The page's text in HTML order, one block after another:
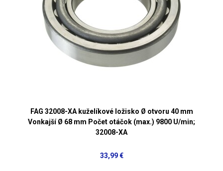
FAG 32008-XA kuželíkové ložisko Ø otvoru 40 mm
Vonkajší Ø 68 mm Počet otáčok (max.) 9800 U/min;
32008-XA
33,99 €